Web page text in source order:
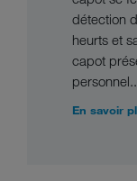
détection
heurts et
capot
En savoir